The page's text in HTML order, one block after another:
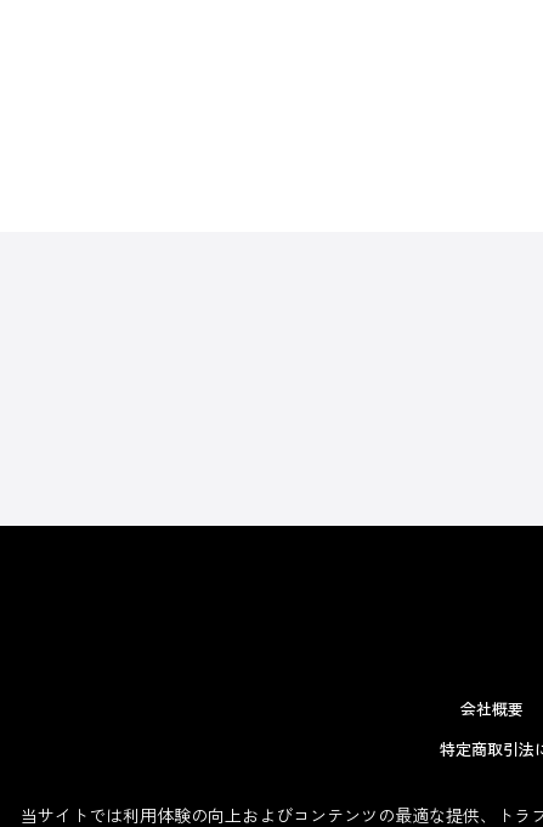
会社概要
特定商取引法
当サイトでは利用体験の向上およびコンテンツの最適な提供、トラ